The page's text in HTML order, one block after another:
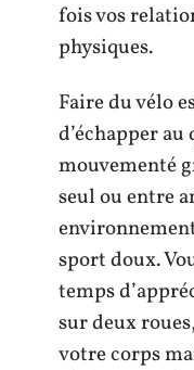
fois vos
physiques.
Faire du vélo
d’échapper
mouvementé
seul ou entre
sport doux.
temps
sur deux
votre corps